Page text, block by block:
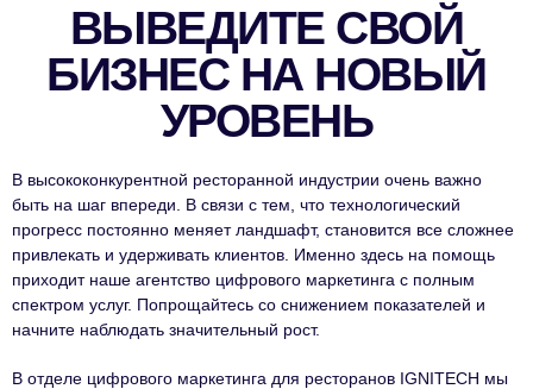
ВЫВЕДИТЕ СВОЙ
БИЗНЕС НА НОВЫЙ
УРОВЕНЬ
В высококонкурентной ресторанной индустрии очень важно
быть на шаг впереди. В связи с тем, что технологический
прогресс постоянно меняет ландшафт, становится все сложнее
привлекать и удерживать клиентов. Именно здесь на помощь
приходит наше агентство цифрового маркетинга с полным
спектром услуг. Попрощайтесь со снижением показателей и
начните наблюдать значительный рост.
В отделе цифрового маркетинга для ресторанов IGNITECH мы